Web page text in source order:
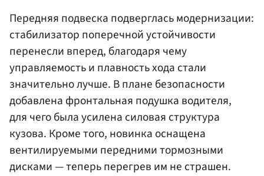
Передняя подвеска подверглась модернизации:
стабилизатор поперечной устойчивости
перенесли вперед, благодаря чему
управляемость и плавность хода стали
значительно лучше. В плане безопасности
добавлена фронтальная подушка водителя,
для чего была усилена силовая структура
кузова. Кроме того, новинка оснащена
вентилируемыми передними тормозными
дисками — теперь перегрев им не страшен.